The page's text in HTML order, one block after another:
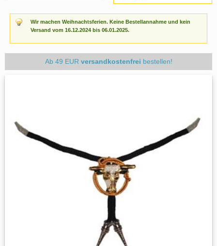
Wir machen Weihnachtsferien. Keine Bestellannahme und kein
Versand vom 16.12.2024 bis 06.01.2025.
Ab 49 EUR versandkostenfrei bestellen!